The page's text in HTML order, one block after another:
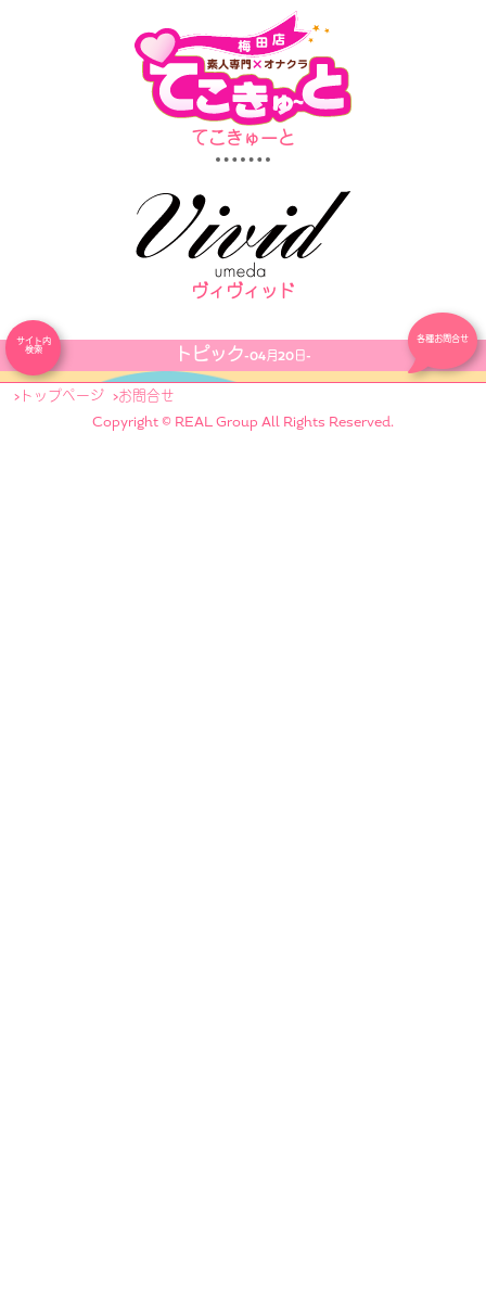
各種お問合せ
サイト内
検索
てこきゅーと
ヴィヴィッド
トピック-04月20日-
トップページ
お問合せ
Copyright © REAL Group All Rights Reserved.